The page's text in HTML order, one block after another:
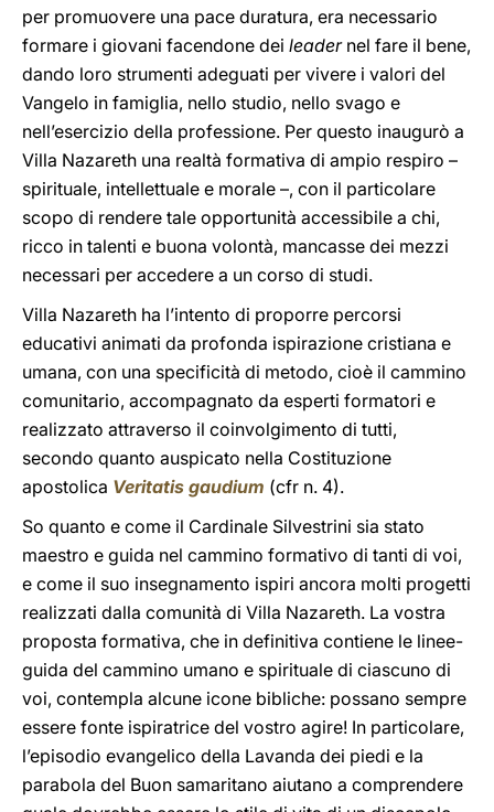
per promuovere una pace duratura, era necessario
formare i giovani facendone dei leadernel fare il bene,
dando loro strumenti adeguati per vivere i valori del
Vangelo in famiglia, nello studio, nello svago e
nell’esercizio della professione. Per questo inaugurò a
Villa Nazareth una realtà formativa di ampio respiro –
spirituale, intellettuale e morale –, con il particolare
scopo di rendere tale opportunità accessibile a chi,
ricco in talenti e buona volontà, mancasse dei mezzi
necessari per accedere a un corso di studi.
Villa Nazareth ha l’intento di proporre percorsi
educativi animati da profonda ispirazione cristiana e
umana, con una specificità di metodo, cioè il cammino
comunitario, accompagnato da esperti formatori e
realizzato attraverso il coinvolgimento di tutti,
secondo quanto auspicato nella Costituzione
apostolica Veritatis gaudium (cfr n. 4).
So quanto e come il Cardinale Silvestrini sia stato
maestro e guida nel cammino formativo di tanti di voi,
e come il suo insegnamento ispiri ancora molti progetti
realizzati dalla comunità di Villa Nazareth. La vostra
proposta formativa, che in definitiva contiene le linee-
guida del cammino umano e spirituale di ciascuno di
voi, contempla alcune icone bibliche: possano sempre
essere fonte ispiratrice del vostro agire! In particolare,
l’episodio evangelico della Lavanda dei piedi e la
parabola del Buon samaritano aiutano a comprendere